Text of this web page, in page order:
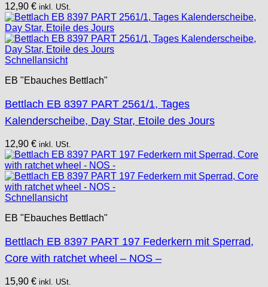
12,90 € inkl. USt.
Schnellansicht
EB "Ebauches Bettlach"
Bettlach EB 8397 PART 2561/1, Tages
Kalenderscheibe, Day Star, Etoile des Jours
12,90 € inkl. USt.
Schnellansicht
EB "Ebauches Bettlach"
Bettlach EB 8397 PART 197 Federkern mit Sperrad,
Core with ratchet wheel – NOS –
15,90 € inkl. USt.